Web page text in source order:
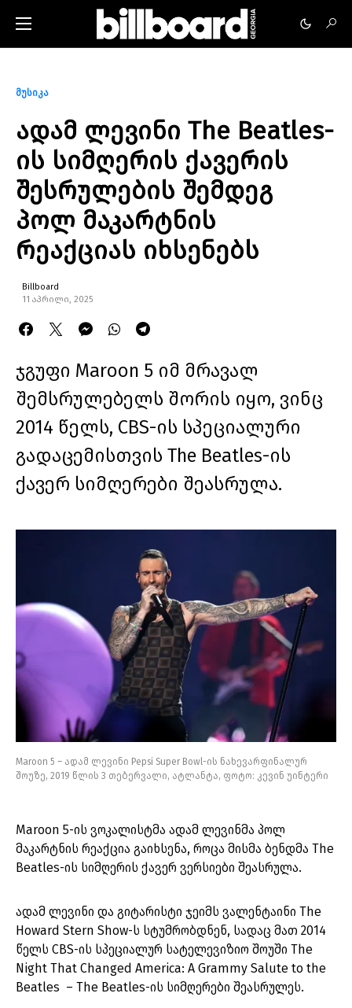
მუსიკა
ადამ ლევინი The Beatles-
ის სიმღერის ქავერის
შესრულების შემდეგ
პოლ მაკარტნის
რეაქციას იხსენებს
Billboard
11 აპრილი, 2025
ჯგუფი Maroon 5 იმ მრავალ
შემსრულებელს შორის იყო, ვინც
2014 წელს, CBS-ის სპეციალური
გადაცემისთვის The Beatles-ის
ქავერ სიმღერები შეასრულა.
Maroon 5 – ადამ ლევინი Pepsi Super Bowl-ის ნახევარფინალურ
შოუზე, 2019 წლის 3 თებერვალი, ატლანტა, ფოტო: კევინ უინტერი
Maroon 5-ის ვოკალისტმა ადამ ლევინმა პოლ
მაკარტნის რეაქცია გაიხსენა, როცა მისმა ბენდმა The
Beatles-ის სიმღერის ქავერ ვერსიები შეასრულა.
ადამ ლევინი და გიტარისტი ჯეიმს ვალენტაინი The
Howard Stern Show-ს სტუმრობდნენ, სადაც მათ 2014
წელს CBS-ის სპეციალურ სატელევიზიო შოუში The
Night That Changed America: A Grammy Salute to the
Beatles – The Beatles-ის სიმღერები შეასრულეს.